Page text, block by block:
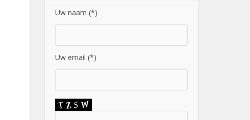
Uw naam (*)
Uw email (*)